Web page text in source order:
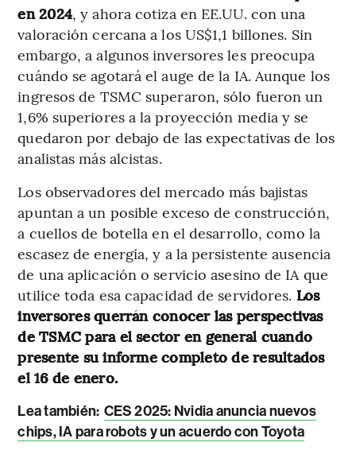
en 2024, y ahora cotiza en EE.UU. con una
valoración cercana a los US$1,1 billones. Sin
embargo, a algunos inversores les preocupa
cuándo se agotará el auge de la IA. Aunque los
ingresos de TSMC superaron, sólo fueron un
1,6% superiores a la proyección media y se
quedaron por debajo de las expectativas de los
analistas más alcistas.
Los observadores del mercado más bajistas
apuntan a un posible exceso de construcción,
a cuellos de botella en el desarrollo, como la
escasez de energía, y a la persistente ausencia
de una aplicación o servicio asesino de IA que
utilice toda esa capacidad de servidores. Los
inversores querrán conocer las perspectivas
de TSMC para el sector en general cuando
presente su informe completo de resultados
el 16 de enero.
Lea también: CES 2025: Nvidia anuncia nuevos
chips, IA para robots y un acuerdo con Toyota